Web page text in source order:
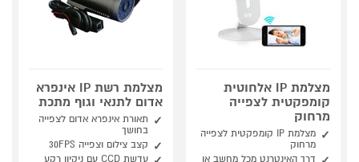
מצלמת IP אלחוטית
קומפקטית לצפייה
מרחוק
מצלמת IP קומפקטית לצפייה
מרחוק
דרך האינטרנט מכל מחשב או
מצלמת רשת IP אינפרא
אדום לתנאי וגוף מתכת
תאורת אינפרא אדום לצפייה
בחושך
קצב צילום וצפייה 30FPS
עדשת CCD עם ניקיון רקע